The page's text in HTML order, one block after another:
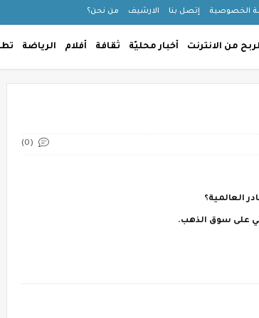
الخصوصية إتصل بنا الارشيف من نحن؟
من الانترنت أخبار محليّة ثقافة أفلام الرياضة
(0)
على سوق الذهب.